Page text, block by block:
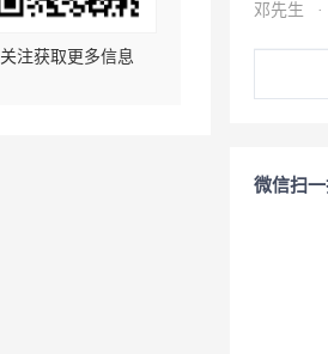
关注获取更多信息
邓先生 ·
微信扫